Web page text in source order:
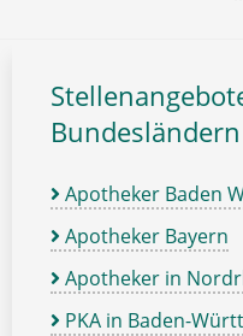
Bundesländern
Apotheker Baden
Apotheker Bayern
Apotheker in
PKA in Baden-